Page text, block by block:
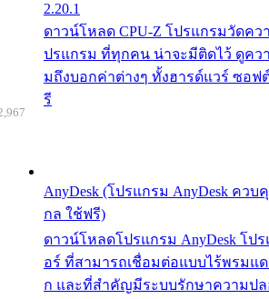
2.20.1
ดาวน์โหลด CPU-Z โปรแกรมวัดคว
ปรแกรม ที่ทุกคน น่าจะมีติดไว้ ดูควา
มถึงบอกค่าต่างๆ ทั้งฮารด์แวร์ ซอฟ
รี
AnyDesk (โปรแกรม AnyDesk คว
กล ใช้ฟรี)
ดาวน์โหลดโปรแกรม AnyDesk โป
อร์ ที่สามารถเชื่อมต่อแบบไร้พรมแ
ก และที่สำคัญมีระบบรักษาความปล